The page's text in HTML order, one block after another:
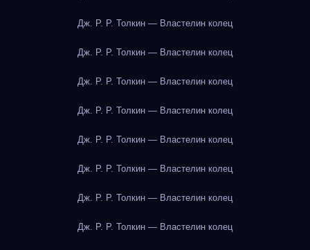
Дж. Р. Р. Толкин — Властелин колец
Дж. Р. Р. Толкин — Властелин колец
Дж. Р. Р. Толкин — Властелин колец
Дж. Р. Р. Толкин — Властелин колец
Дж. Р. Р. Толкин — Властелин колец
Дж. Р. Р. Толкин — Властелин колец
Дж. Р. Р. Толкин — Властелин колец
Дж. Р. Р. Толкин — Властелин колец